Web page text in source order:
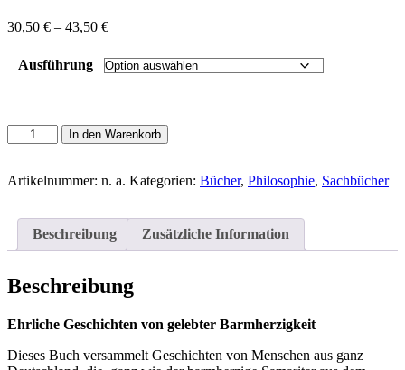
30,50 € – 43,50 €Preisspanne:
bis
43,50 €
Ausführung
Anna
Hoffacker
Ein
Menge
In den Warenkorb
Artikelnummer: n. a. Kategorien: Bücher, Philosophie, Sachbücher
Beschreibung Zusätzliche Information
Beschreibung
Ehrliche Geschichten von gelebter Barmherzigkeit
Dieses Buch versammelt Geschichten von Menschen aus ganz